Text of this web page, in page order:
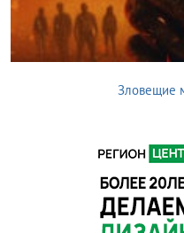
Зловещие